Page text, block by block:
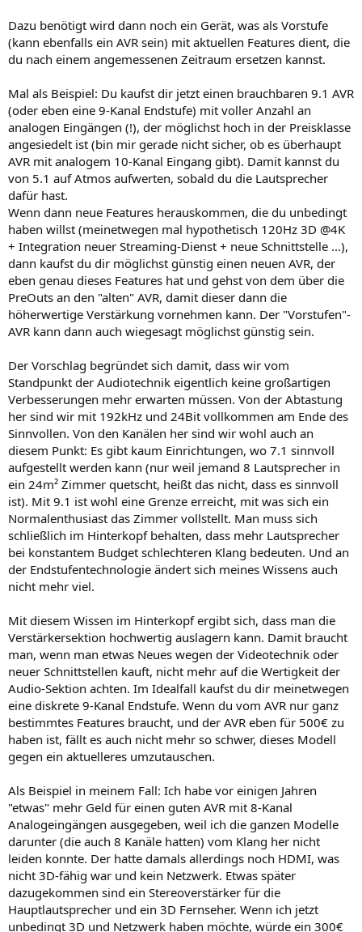
Dazu benötigt wird dann noch ein Gerät, was als Vorstufe
(kann ebenfalls ein AVR sein) mit aktuellen Features dient, die
du nach einem angemessenen Zeitraum ersetzen kannst.
Mal als Beispiel: Du kaufst dir jetzt einen brauchbaren 9.1 AVR
(oder eben eine 9-Kanal Endstufe) mit voller Anzahl an
analogen Eingängen (!), der möglichst hoch in der Preisklasse
angesiedelt ist (bin mir gerade nicht sicher, ob es überhaupt
AVR mit analogem 10-Kanal Eingang gibt). Damit kannst du
von 5.1 auf Atmos aufwerten, sobald du die Lautsprecher
dafür hast.
Wenn dann neue Features herauskommen, die du unbedingt
haben willst (meinetwegen mal hypothetisch 120Hz 3D @4K
+ Integration neuer Streaming-Dienst + neue Schnittstelle ...),
dann kaufst du dir möglichst günstig einen neuen AVR, der
eben genau dieses Features hat und gehst von dem über die
PreOuts an den "alten" AVR, damit dieser dann die
höherwertige Verstärkung vornehmen kann. Der "Vorstufen"-
AVR kann dann auch wiegesagt möglichst günstig sein.
Der Vorschlag begründet sich damit, dass wir vom
Standpunkt der Audiotechnik eigentlich keine großartigen
Verbesserungen mehr erwarten müssen. Von der Abtastung
her sind wir mit 192kHz und 24Bit vollkommen am Ende des
Sinnvollen. Von den Kanälen her sind wir wohl auch an
diesem Punkt: Es gibt kaum Einrichtungen, wo 7.1 sinnvoll
aufgestellt werden kann (nur weil jemand 8 Lautsprecher in
ein 24m² Zimmer quetscht, heißt das nicht, dass es sinnvoll
ist). Mit 9.1 ist wohl eine Grenze erreicht, mit was sich ein
Normalenthusiast das Zimmer vollstellt. Man muss sich
schließlich im Hinterkopf behalten, dass mehr Lautsprecher
bei konstantem Budget schlechteren Klang bedeuten. Und an
der Endstufentechnologie ändert sich meines Wissens auch
nicht mehr viel.
Mit diesem Wissen im Hinterkopf ergibt sich, dass man die
Verstärkersektion hochwertig auslagern kann. Damit braucht
man, wenn man etwas Neues wegen der Videotechnik oder
neuer Schnittstellen kauft, nicht mehr auf die Wertigkeit der
Audio-Sektion achten. Im Idealfall kaufst du dir meinetwegen
eine diskrete 9-Kanal Endstufe. Wenn du vom AVR nur ganz
bestimmtes Features braucht, und der AVR eben für 500€ zu
haben ist, fällt es auch nicht mehr so schwer, dieses Modell
gegen ein aktuelleres umzutauschen.
Als Beispiel in meinem Fall: Ich habe vor einigen Jahren
"etwas" mehr Geld für einen guten AVR mit 8-Kanal
Analogeingängen ausgegeben, weil ich die ganzen Modelle
darunter (die auch 8 Kanäle hatten) vom Klang her nicht
leiden konnte. Der hatte damals allerdings noch HDMI, was
nicht 3D-fähig war und kein Netzwerk. Etwas später
dazugekommen sind ein Stereoverstärker für die
Hauptlautsprecher und ein 3D Fernseher. Wenn ich jetzt
unbedingt 3D und Netzwerk haben möchte, würde ein 300€